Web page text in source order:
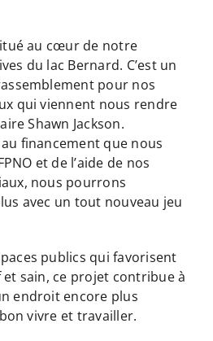
au cœur de notre
du lac Bernard. C’est un
pour nos
qui viennent nous rendre
Shawn Jackson.
financement que nous
et de l’aide de nos
nous pourrons
avec un tout nouveau jeu
publics qui favorisent
sain, ce projet contribue à
endroit encore plus
vivre et travailler.